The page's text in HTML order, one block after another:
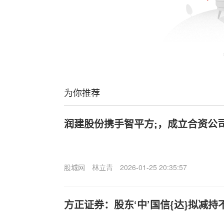
为你推荐
润建股份携手智平方;，成立合资公
股城网 林立青 2026-01-25 20:35:57
方正证券：股东‘中’国信{达}拟减持